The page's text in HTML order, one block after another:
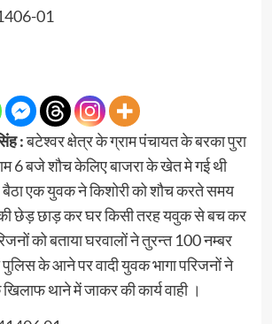
:बटेश्वर क्षेत्र के ग्राम पंचायत के बरका पुरा
6 बजे शौच केलिए बाजरा के खेत मे गई थी
बैठा एक युवक ने किशोरी को शौच करते समय
छेड़ छाड़ कर घर किसी तरह यवुक से बच कर
को बताया घरवालों ने तुरन्त 100 नम्बर
के आने पर वादी युवक भागा परिजनों ने
थाने में जाकर की कार्य वाही ।